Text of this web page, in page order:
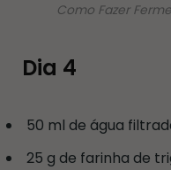
Como Fazer
Dia 4
50 ml de água
25 g de farinha de